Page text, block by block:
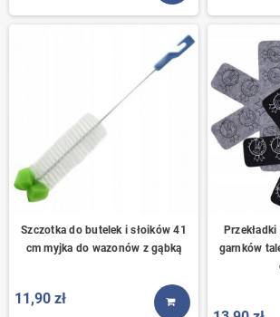
Szczotka do butelek i słoików 41
cm myjka do wazonów z gąbką
11,90 zł
KUP TERAZ
garnków